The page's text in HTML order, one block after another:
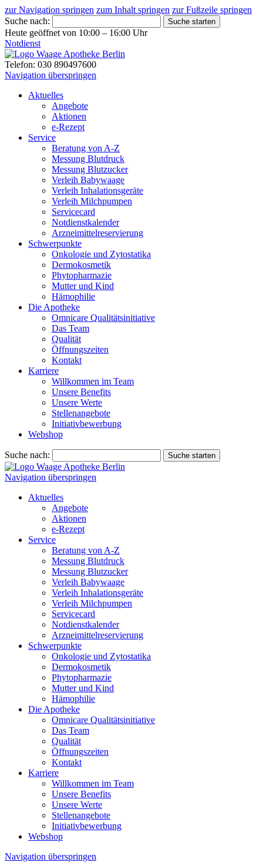
zur Navigation springen zum Inhalt springen zur Fußzeile springen
Suche nach:
Suche starten
Heute geöffnet von 10:00 – 16:00 Uhr
Notdienst
Telefon: 030 890497600
Navigation überspringen
Aktuelles
Angebote
Aktionen
e-Rezept
Service
Beratung von A-Z
Messung Blutdruck
Messung Blutzucker
Verleih Babywaage
Verleih Inhalationsgeräte
Verleih Milchpumpen
Servicecard
Notdienstkalender
Arzneimittelreservierung
Schwerpunkte
Onkologie und Zytostatika
Dermokosmetik
Phytopharmazie
Mutter und Kind
Hämophilie
Die Apotheke
Omnicare Qualitätsinitiative
Das Team
Qualität
Öffnungszeiten
Kontakt
Karriere
Willkommen im Team
Unsere Benefits
Unsere Werte
Stellenangebote
Initiativbewerbung
Webshop
Suche nach: Suche starten
Navigation überspringen
Aktuelles
Angebote
Aktionen
e-Rezept
Service
Beratung von A-Z
Messung Blutdruck
Messung Blutzucker
Verleih Babywaage
Verleih Inhalationsgeräte
Verleih Milchpumpen
Servicecard
Notdienstkalender
Arzneimittelreservierung
Schwerpunkte
Onkologie und Zytostatika
Dermokosmetik
Phytopharmazie
Mutter und Kind
Hämophilie
Die Apotheke
Omnicare Qualitätsinitiative
Das Team
Qualität
Öffnungszeiten
Kontakt
Karriere
Willkommen im Team
Unsere Benefits
Unsere Werte
Stellenangebote
Initiativbewerbung
Webshop
Navigation überspringen